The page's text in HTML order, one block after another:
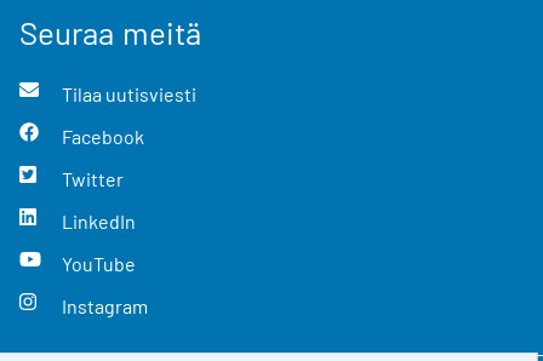
Seuraa meitä
Tilaa uutisviesti
Facebook
Twitter
LinkedIn
YouTube
Instagram